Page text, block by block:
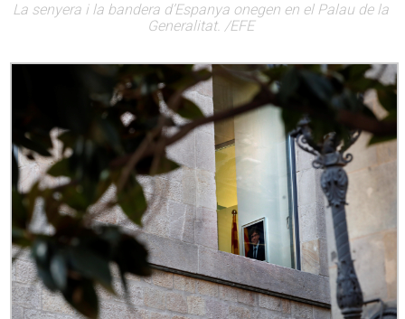
La senyera i la bandera d’Espanya onegen en el Palau de la
Generalitat. /EFE